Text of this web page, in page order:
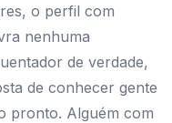
o perfil com
nenhuma
de verdade,
de conhecer gente
pronto. Alguém com